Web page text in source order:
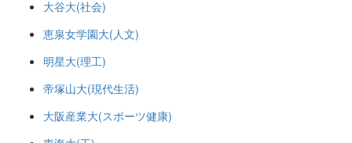
大谷大(社会)
恵泉女学園大(人文)
明星大(理工)
帝塚山大(現代生活)
大阪産業大(スポーツ健康)